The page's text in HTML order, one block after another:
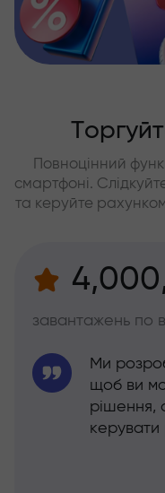
Повноцінний
смартфоні.
та керуйте
завантажень по
Ми
щоб ви
рішення,